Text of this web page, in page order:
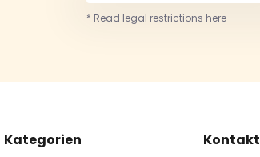
* Read legal restrictions here
Kategorien Kontakt